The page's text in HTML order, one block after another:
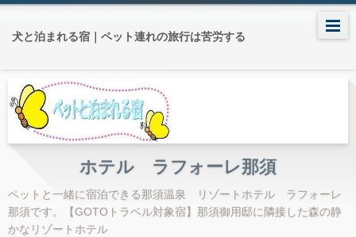
犬と泊まれる宿｜ペット連れの旅行は苦労する
ホテル ラフォーレ那須
ペットと一緒に宿泊できる那須温泉 リゾートホテル ラフォーレ
那須です。【GOTOトラベル対象宿】那須御用邸に隣接した森の静
かなリゾートホテル